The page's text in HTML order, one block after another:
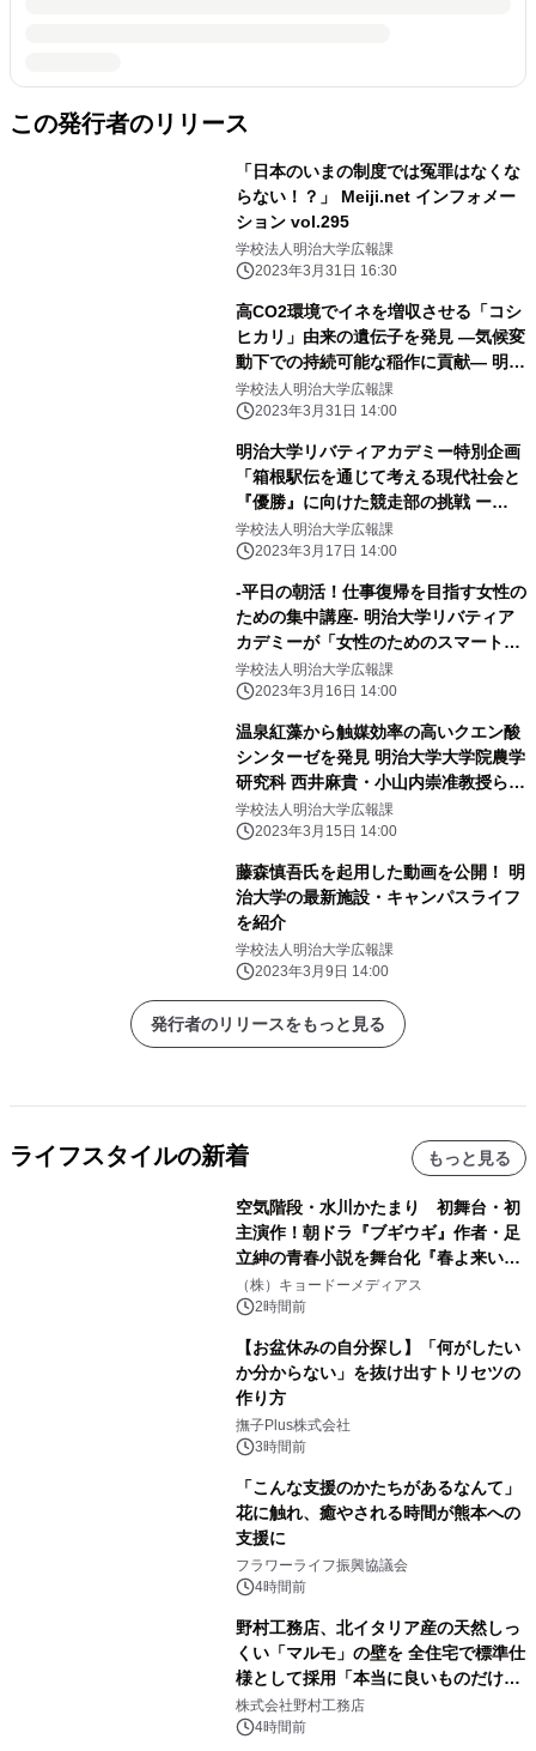
この発行者のリリース
「日本のいまの制度では冤罪はなくな
らない！？」 Meiji.net インフォメー
ション vol.295
学校法人明治大学広報課
2023年3月31日 16:30
高CO2環境でイネを増収させる「コシ
ヒカリ」由来の遺伝子を発見 ―気候変
動下での持続可能な稲作に貢献― 明治
大学大学院 農学研究科の山本 英司特
任講師はゲノム解析で貢献
学校法人明治大学広報課
2023年3月31日 14:00
明治大学リバティアカデミー特別企画
「箱根駅伝を通じて考える現代社会と
『優勝』に向けた競走部の挑戦 ー
2024年第100回大会に向けてー」
学校法人明治大学広報課
2023年3月17日 14:00
-平日の朝活！仕事復帰を目指す女性の
ための集中講座- 明治大学リバティア
カデミーが「女性のためのスマートキ
ャリアプログラム わたしらしくReス
タートコース」の受講生を募集中です
学校法人明治大学広報課
2023年3月16日 14:00
温泉紅藻から触媒効率の高いクエン酸
シンターゼを発見 明治大学大学院農学
研究科 西井麻貴・小山内崇准教授らの
研究グループ
学校法人明治大学広報課
2023年3月15日 14:00
藤森慎吾氏を起用した動画を公開！ 明
治大学の最新施設・キャンパスライフ
を紹介
学校法人明治大学広報課
2023年3月9日 14:00
発行者のリリースをもっと見る
ライフスタイルの新着 もっと見る
空気階段・水川かたまり 初舞台・初
主演作！朝ドラ『ブギウギ』作者・足
立紳の青春小説を舞台化『春よ来い、
マジで来い』キービジュアル解禁！
（株）キョードーメディアス
2時間前
【お盆休みの自分探し】「何がしたい
か分からない」を抜け出すトリセツの
作り方
撫子Plus株式会社
3時間前
「こんな支援のかたちがあるなんて」
花に触れ、癒やされる時間が熊本への
支援に
フラワーライフ振興協議会
4時間前
野村工務店、北イタリア産の天然しっ
くい「マルモ」の壁を 全住宅で標準仕
様として採用「本当に良いものだけに
こだわる」
株式会社野村工務店
4時間前